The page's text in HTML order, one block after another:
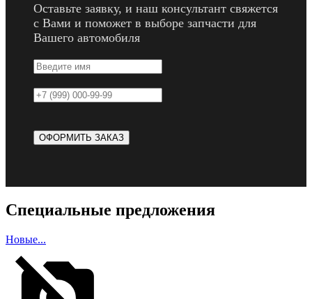
Оставьте заявку, и наш консультант свяжется
с Вами и поможет в выборе запчасти для
Вашего автомобиля
Специальные предложения
Новые...